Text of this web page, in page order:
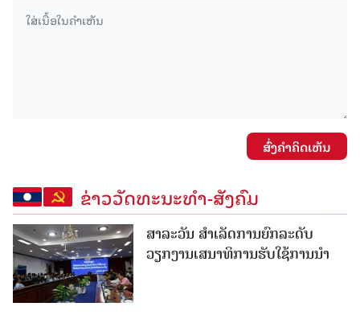
ສົ່ງຄໍາຄິດເຫັນ
ຂ່າວວັດທະນະທຳ-ສັງຄົມ
ສາລະວັນ ສໍາເລັດການຍົກລະດັບ
ວຽກງານເສນາທິການຮັບໃຊ້ການນໍາ